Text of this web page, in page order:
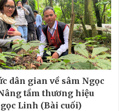
dân gian về sâm Ngọc
tầm thương hiệu
Linh (Bài cuối)